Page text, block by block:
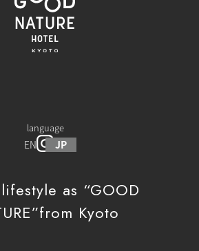
language
EN JP
as “GOOD
Kyoto